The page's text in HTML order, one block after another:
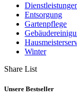
Entsorgung
Gartenpflege
Winter
Share List
Unsere Bestseller